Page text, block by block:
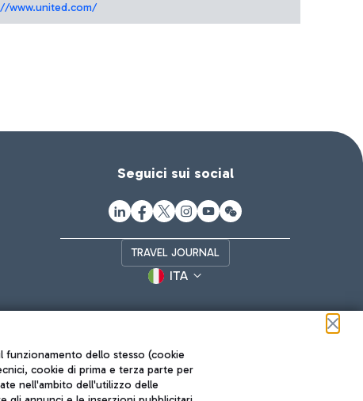
www.united.com/
Seguici sui social
TRAVEL JOURNAL
ITA
dello stesso (cookie
cookie di prima e terza parte per
nell'ambito dell'utilizzo delle